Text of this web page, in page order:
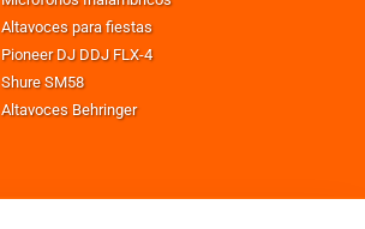
Altavoces para fiestas
Pioneer DJ DDJ FLX-4
Shure SM58
Altavoces Behringer